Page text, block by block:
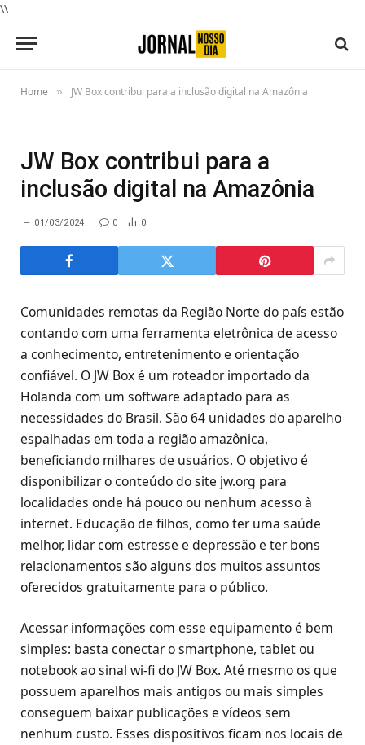
\\
Home » JW Box contribui para a inclusão digital na Amazônia
JW Box contribui para a
inclusão digital na Amazônia
01/03/2024 0 0
Comunidades remotas da Região Norte do país estão
contando com uma ferramenta eletrônica de acesso
a conhecimento, entretenimento e orientação
confiável. O JW Box é um roteador importado da
Holanda com um software adaptado para as
necessidades do Brasil. São 64 unidades do aparelho
espalhadas em toda a região amazônica,
beneficiando milhares de usuários. O objetivo é
disponibilizar o conteúdo do site jw.org para
localidades onde há pouco ou nenhum acesso à
internet. Educação de filhos, como ter uma saúde
melhor, lidar com estresse e depressão e ter bons
relacionamentos são alguns dos muitos assuntos
oferecidos gratuitamente para o público.
Acessar informações com esse equipamento é bem
simples: basta conectar o smartphone, tablet ou
notebook ao sinal wi-fi do JW Box. Até mesmo os que
possuem aparelhos mais antigos ou mais simples
conseguem baixar publicações e vídeos sem
nenhum custo. Esses dispositivos ficam nos locais de